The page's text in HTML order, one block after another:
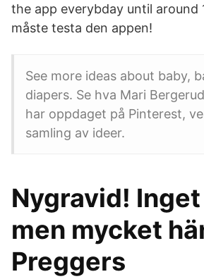
the app everybday until around
måste testa den appen!
See more ideas about baby,
diapers. Se hva Mari
har oppdaget på Pinterest,
samling av ideer.
Nygravid!
men mycket
Preggers